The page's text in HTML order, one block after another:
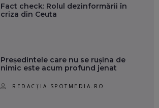
Fact check: Rolul dezinformării în
criza din Ceuta
Președintele care nu se rușina de
nimic este acum profund jenat
REDACȚIA SPOTMEDIA.RO